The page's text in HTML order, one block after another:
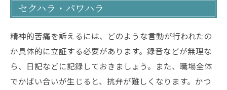
セクハラ・パワハラ
精神的苦痛を訴えるには、どのような言動が行われたの
か具体的に立証する必要があります。録音などが無理な
ら、日記などに記録しておきましょう。また、職場全体
でかばい合いが生じると、抗弁が難しくなります。かつ